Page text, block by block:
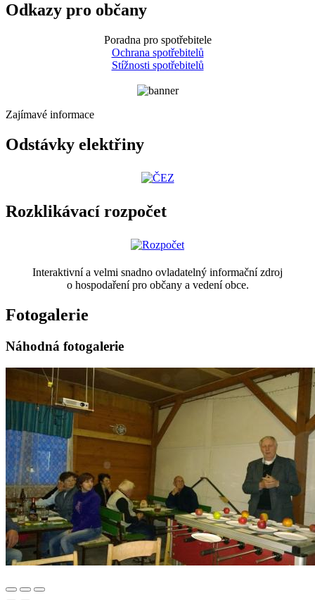
Odkazy pro občany
Poradna pro spotřebitele
Ochrana spotřebitelů
Stížnosti spotřebitelů
Zajímavé informace
Odstávky elektřiny
Rozklikávací rozpočet
Interaktivní a velmi snadno ovladatelný informační zdroj
o hospodaření pro občany a vedení obce.
Fotogalerie
Náhodná fotogalerie